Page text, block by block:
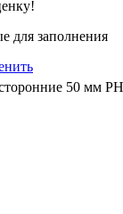
для заполнения
50 мм